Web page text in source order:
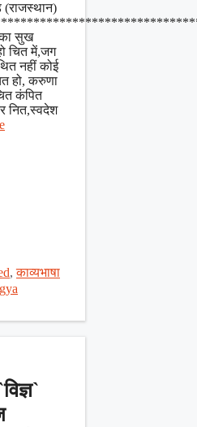
(राजस्थान)
का सुख
चित में,जग
नहीं कोई
हो, करुणा
कंपित
नित,स्वदेश
,काव्यभाषा